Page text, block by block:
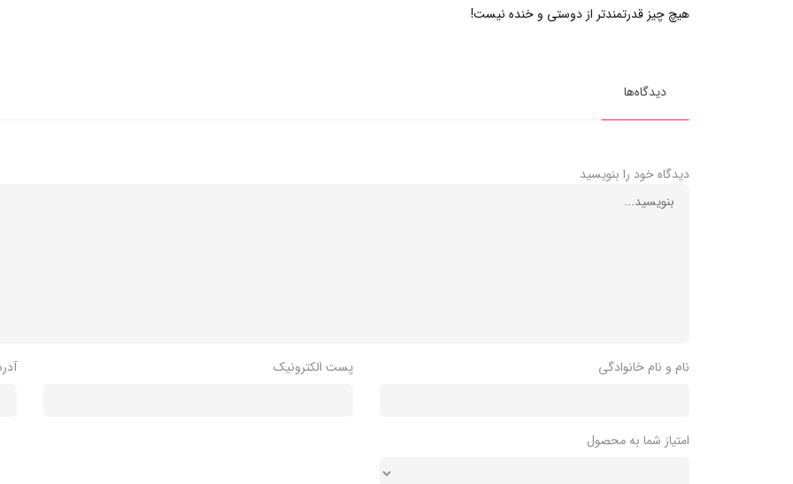
هیچ چیز قدرتمندتر از دوستی و خنده نیست!
دیدگاه‌ها
دیدگاه خود را بنویسید
نام و نام خانوادگی پست الکترونیک
امتیاز شما به محصول